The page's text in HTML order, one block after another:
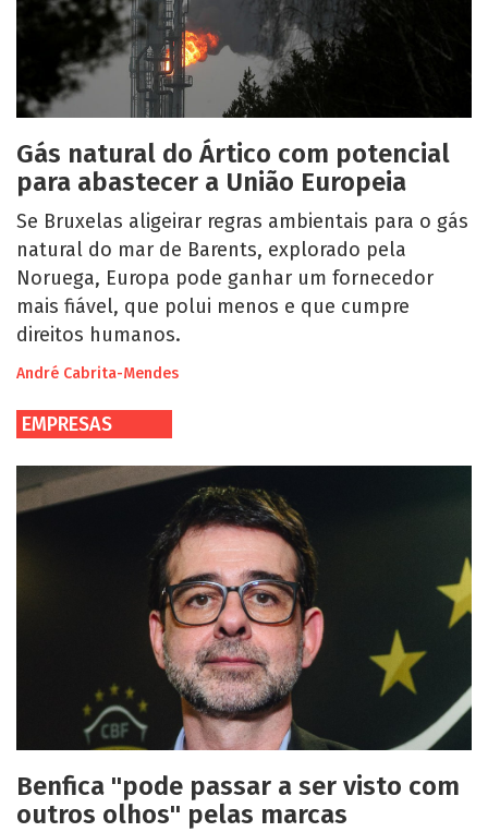
Gás natural do Ártico com potencial
para abastecer a União Europeia
Se Bruxelas aligeirar regras ambientais para o gás
natural do mar de Barents, explorado pela
Noruega, Europa pode ganhar um fornecedor
mais fiável, que polui menos e que cumpre
direitos humanos.
André Cabrita-Mendes
EMPRESAS
Benfica "pode passar a ser visto com
outros olhos" pelas marcas